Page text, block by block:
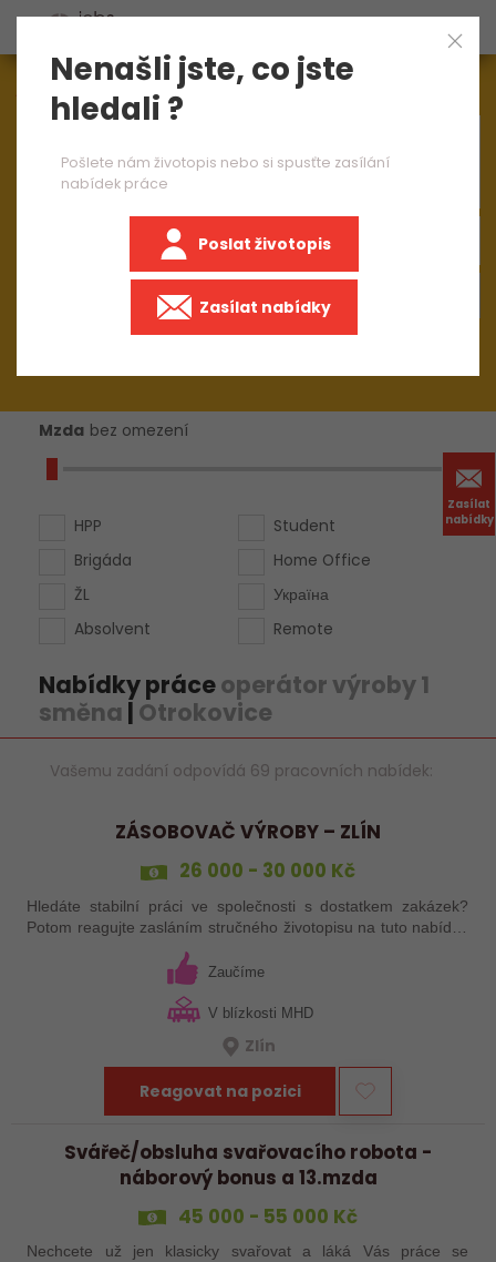
Zasílat
nabídky
Aktuálně1544nabídek práce
Mzda bez omezení
HPP
Brigáda
ŽL
Absolvent
Student
Home Office
Україна
Remote
Nabídky práceoperátor výroby 1
směna | Otrokovice
Vašemu zadání odpovídá 69 pracovních nabídek:
ZÁSOBOVAČ VÝROBY – ZLÍN
26 000 - 30 000 Kč
Hledáte stabilní práci ve společnosti s dostatkem zakázek?
Potom reagujte zasláním stručného životopisu na tuto nabídku
Zaučíme
V blízkosti MHD
Zlín
Reagovat na pozici
Svářeč/obsluha svařovacího robota -
náborový bonus a 13.mzda
45 000 - 55 000 Kč
Nechcete už jen klasicky svařovat a láká Vás práce se
Nenašli jste, co jste
hledali ?
Pošlete nám životopis nebo si spusťte zasílání
nabídek práce
Poslat životopis
Zasílat nabídky